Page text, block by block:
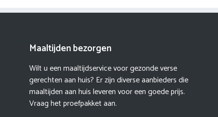
Maaltijden bezorgen
Wilt u een maaltijdservice voor gezonde verse
gerechten aan huis? Er zijn diverse aanbieders die
maaltijden aan huis leveren voor een goede prijs.
Vraag het proefpakket aan.